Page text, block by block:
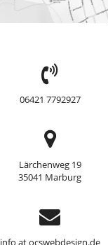
TEL:
06421 7792927
Adresse
Lärchenweg 19
35041 Marburg
Support
info at ocswebdesign.de